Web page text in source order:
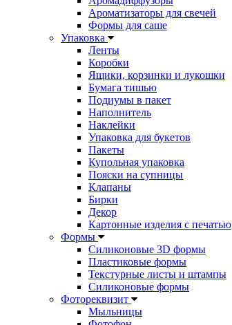
Ароматизаторы для свечей
Формы для саше
Упаковка
Ленты
Коробки
Ящики, корзинки и лукошки
Бумага тишью
Подиумы в пакет
Наполнитель
Наклейки
Упаковка для букетов
Пакеты
Купольная упаковка
Пояски на супницы
Клапаны
Бирки
Декор
Картонные изделия с печатью
Формы
Силиконовые 3D формы
Пластиковые формы
Текстурные листы и штампы
Силиконовые формы
Фотореквизит
Мыльницы